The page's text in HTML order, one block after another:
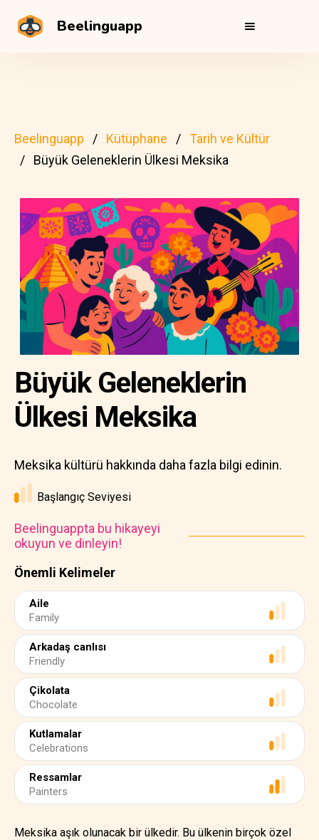
Beelinguapp
Beelinguapp Kütüphane
Tarih ve Kültür
Büyük Geleneklerin Ülkesi Meksika
Önemli Kelimeler
Aile
Family
Arkadaş canlısı
Friendly
Çikolata
Chocolate
Kutlamalar
Celebrations
Ressamlar
Painters
Büyük Geleneklerin
Ülkesi Meksika
Meksika kültürü hakkında daha fazla bilgi edinin.
Başlangıç Seviyesi
Beelinguappta bu hikayeyi
okuyun ve dinleyin!
Meksika aşık olunacak bir ülkedir. Bu ülkenin birçok özel